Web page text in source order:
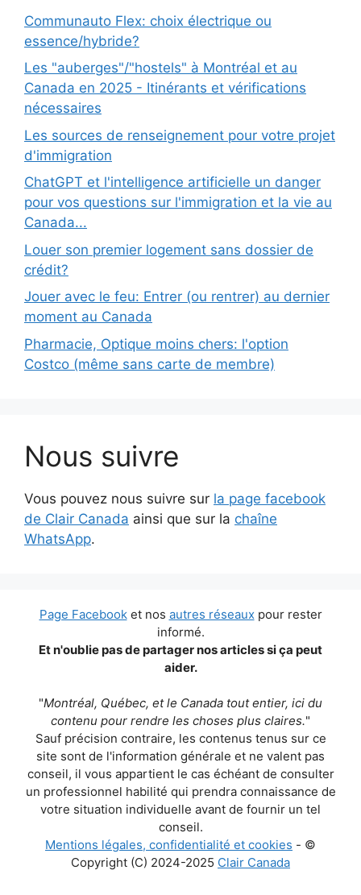
Communauto Flex: choix électrique ou
essence/hybride?
Les "auberges"/"hostels" à Montréal et au
Canada en 2025 - Itinérants et vérifications
nécessaires
Les sources de renseignement pour votre projet
d'immigration
ChatGPT et l'intelligence artificielle un danger
pour vos questions sur l'immigration et la vie au
Canada...
Louer son premier logement sans dossier de
crédit?
Jouer avec le feu: Entrer (ou rentrer) au dernier
moment au Canada
Pharmacie, Optique moins chers: l'option
Costco (même sans carte de membre)
Nous suivre
Vous pouvez nous suivre sur la page facebook
de Clair Canada ainsi que sur la chaîne
WhatsApp.
Page Facebooket nos autres réseaux pour rester
informé.
Et n'oublie pas de partager nos articles si ça peut
aider.
"Montréal, Québec, et le Canada tout entier, ici du
contenu pour rendre les choses plus claires."
Sauf précision contraire, les contenus tenus sur ce
site sont de l'information générale et ne valent pas
conseil, il vous appartient le cas échéant de consulter
un professionnel habilité qui prendra connaissance de
votre situation individuelle avant de fournir un tel
conseil.
Mentions légales, confidentialité et cookies - ©
Copyright (C) 2024-2025 Clair Canada